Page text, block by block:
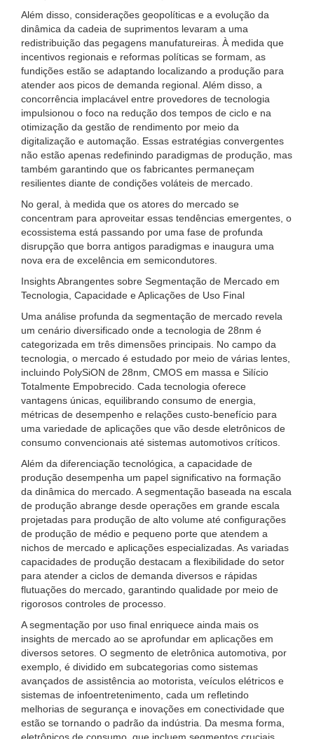
Além disso, considerações geopolíticas e a evolução da
dinâmica da cadeia de suprimentos levaram a uma
redistribuição das pegagens manufatureiras. À medida que
incentivos regionais e reformas políticas se formam, as
fundições estão se adaptando localizando a produção para
atender aos picos de demanda regional. Além disso, a
concorrência implacável entre provedores de tecnologia
impulsionou o foco na redução dos tempos de ciclo e na
otimização da gestão de rendimento por meio da
digitalização e automação. Essas estratégias convergentes
não estão apenas redefinindo paradigmas de produção, mas
também garantindo que os fabricantes permaneçam
resilientes diante de condições voláteis de mercado.
No geral, à medida que os atores do mercado se
concentram para aproveitar essas tendências emergentes, o
ecossistema está passando por uma fase de profunda
disrupção que borra antigos paradigmas e inaugura uma
nova era de excelência em semicondutores.
Insights Abrangentes sobre Segmentação de Mercado em
Tecnologia, Capacidade e Aplicações de Uso Final
Uma análise profunda da segmentação de mercado revela
um cenário diversificado onde a tecnologia de 28nm é
categorizada em três dimensões principais. No campo da
tecnologia, o mercado é estudado por meio de várias lentes,
incluindo PolySiON de 28nm, CMOS em massa e Silício
Totalmente Empobrecido. Cada tecnologia oferece
vantagens únicas, equilibrando consumo de energia,
métricas de desempenho e relações custo-benefício para
uma variedade de aplicações que vão desde eletrônicos de
consumo convencionais até sistemas automotivos críticos.
Além da diferenciação tecnológica, a capacidade de
produção desempenha um papel significativo na formação
da dinâmica do mercado. A segmentação baseada na escala
de produção abrange desde operações em grande escala
projetadas para produção de alto volume até configurações
de produção de médio e pequeno porte que atendem a
nichos de mercado e aplicações especializadas. As variadas
capacidades de produção destacam a flexibilidade do setor
para atender a ciclos de demanda diversos e rápidas
flutuações do mercado, garantindo qualidade por meio de
rigorosos controles de processo.
A segmentação por uso final enriquece ainda mais os
insights de mercado ao se aprofundar em aplicações em
diversos setores. O segmento de eletrônica automotiva, por
exemplo, é dividido em subcategorias como sistemas
avançados de assistência ao motorista, veículos elétricos e
sistemas de infoentretenimento, cada um refletindo
melhorias de segurança e inovações em conectividade que
estão se tornando o padrão da indústria. Da mesma forma,
eletrônicos de consumo, que incluem segmentos cruciais